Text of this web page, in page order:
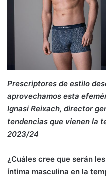
Prescriptores de estilo
aprovechamos esta
Ignasi Reixach, director
tendencias que vienen la
2023/24
¿Cuáles cree que serán
íntima masculina en la